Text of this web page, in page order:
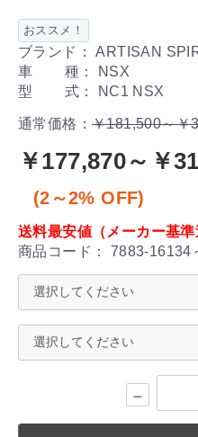
おススメ！
ブランド： ARTISAN
車 種： NSX
型 式： NC1 NSX
通常価格： ￥181,500～￥
￥177,870～￥
(2～2% OFF)
送料最安値（メーカー基準
商品コード： 7883-16134
－